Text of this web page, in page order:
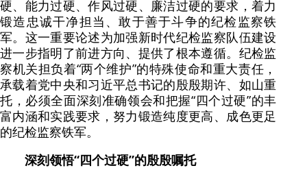
硬、能力过硬、作风过硬、廉洁过硬的要求，着力
锻造忠诚干净担当、敢于善于斗争的纪检监察铁
军。这一重要论述为加强新时代纪检监察队伍建设
进一步指明了前进方向、提供了根本遵循。纪检监
察机关担负着“两个维护”的特殊使命和重大责任，
承载着党中央和习近平总书记的殷殷期许、如山重
托，必须全面深刻准确领会和把握“四个过硬”的丰
富内涵和实践要求，努力锻造纯度更高、成色更足
的纪检监察铁军。
深刻领悟“四个过硬”的殷殷嘱托